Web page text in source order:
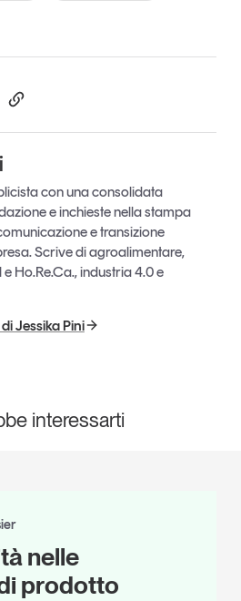
di GS1 Italy che racconta in
e le sfide del largo
a professionisti e
GS1 Italy
con una consolidata
e inchieste nella stampa
e transizione
Scrive di agroalimentare,
Ho.Re.Ca., industria 4.0 e
Jessika Pini
interessarti
nelle
prodotto